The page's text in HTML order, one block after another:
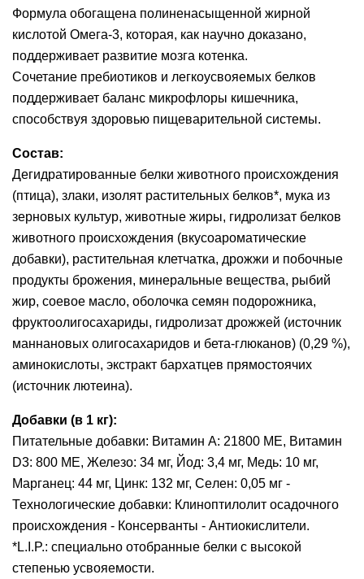
Формула обогащена полиненасыщенной жирной
кислотой Омега-3, которая, как научно доказано,
поддерживает развитие мозга котенка.
Сочетание пребиотиков и легкоусвояемых белков
поддерживает баланс микрофлоры кишечника,
способствуя здоровью пищеварительной системы.
Состав:
Дегидратированные белки животного происхождения
(птица), злаки, изолят растительных белков*, мука из
зерновых культур, животные жиры, гидролизат белков
животного происхождения (вкусоароматические
добавки), растительная клетчатка, дрожжи и побочные
продукты брожения, минеральные вещества, рыбий
жир, соевое масло, оболочкa семян подорожника,
фруктоолигосахариды, гидролизат дрожжей (источник
мaннановых олигосахаридов и бета-глюканов) (0,29 %),
аминокислоты, экстракт бархатцев прямостоячих
(источник лютеина).
Добавки (в 1 кг):
Питательные добавки: Витамин A: 21800 ME, Витамин
D3: 800 ME, Железо: 34 мг, Йод: 3,4 мг, Медь: 10 мг,
Марганец: 44 мг, Цинк: 132 мг, Ceлeн: 0,05 мг -
Технологические добавки: Клиноптилолит осадочного
происхождения - Консерванты - Антиокислители.
*L.I.P.: специально отобранные белки с высокой
степенью усвояемости.